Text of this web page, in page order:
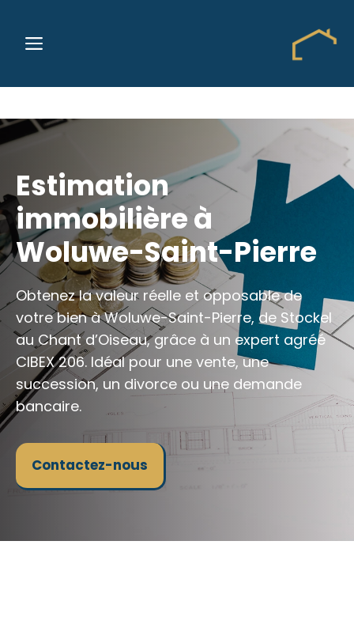
contenuMENU
Estimation
immobilière à
Woluwe-Saint-Pierre
Obtenez la valeur réelle et opposable de
votre bien à Woluwe-Saint-Pierre, de Stockel
au Chant d’Oiseau, grâce à un expert agréé
CIBEX 206. Idéal pour une vente, une
succession, un divorce ou une demande
bancaire.
Contactez-nous